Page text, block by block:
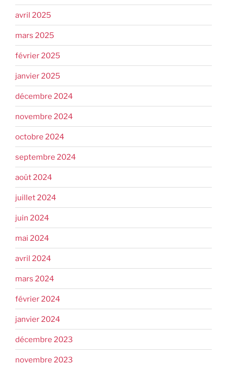
avril 2025
mars 2025
février 2025
janvier 2025
décembre 2024
novembre 2024
octobre 2024
septembre 2024
août 2024
juillet 2024
juin 2024
mai 2024
avril 2024
mars 2024
février 2024
janvier 2024
décembre 2023
novembre 2023